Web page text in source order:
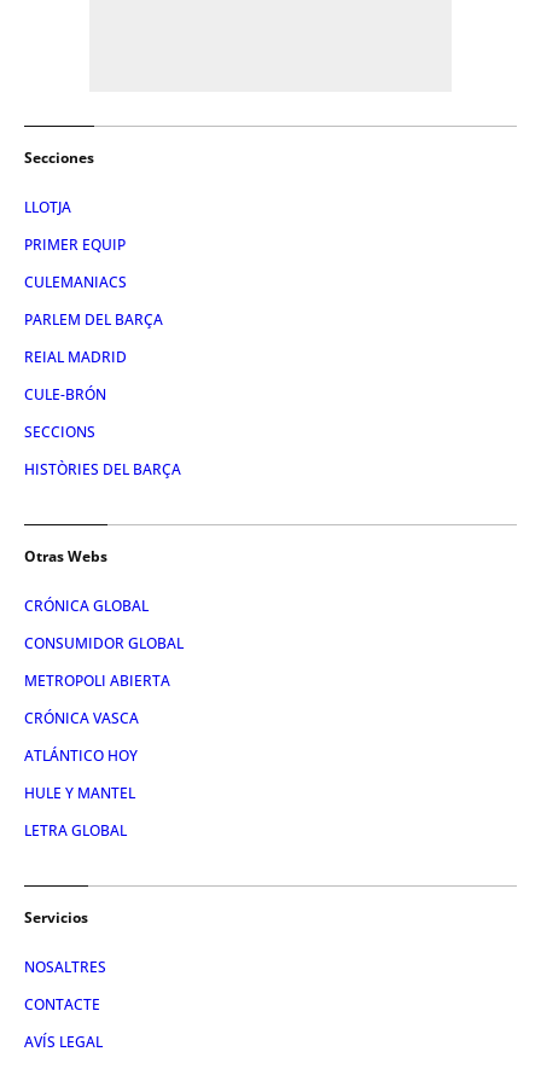
Secciones
LLOTJA
PRIMER EQUIP
CULEMANIACS
PARLEM DEL BARÇA
REIAL MADRID
CULE-BRÓN
SECCIONS
HISTÒRIES DEL BARÇA
Otras Webs
CRÓNICA GLOBAL
CONSUMIDOR GLOBAL
METROPOLI ABIERTA
CRÓNICA VASCA
ATLÁNTICO HOY
HULE Y MANTEL
LETRA GLOBAL
Servicios
NOSALTRES
CONTACTE
AVÍS LEGAL